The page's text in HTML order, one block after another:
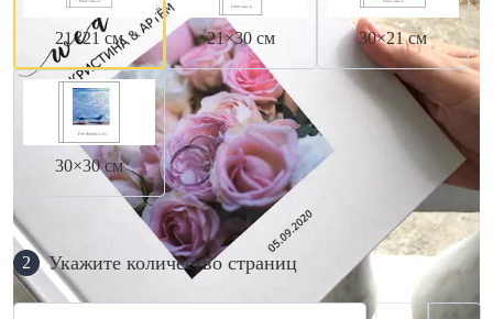
21×21 см 21×30 см 30×21 см
30×30 см
2 Укажите количество страниц